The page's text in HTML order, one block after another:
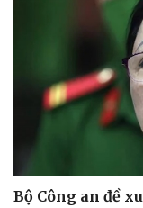
Bộ Công an đề